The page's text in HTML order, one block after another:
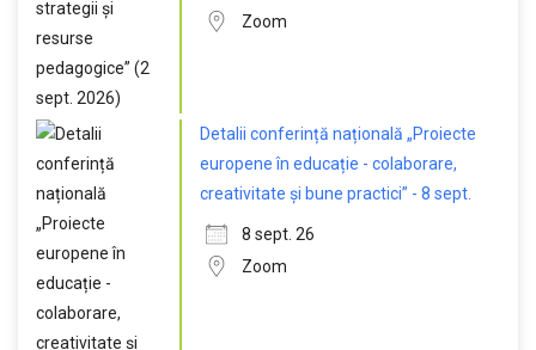
Zoom
Detalii conferință națională „Proiecte
europene în educație - colaborare,
creativitate și bune practici” - 8 sept.
8 sept. 26
Zoom